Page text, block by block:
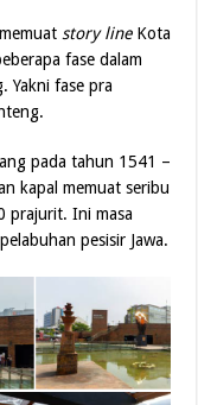
story line Kota
fase dalam
Yakni fase pra
pada tahun 1541 –
kapal memuat seribu
prajurit. Ini masa
pesisir Jawa.